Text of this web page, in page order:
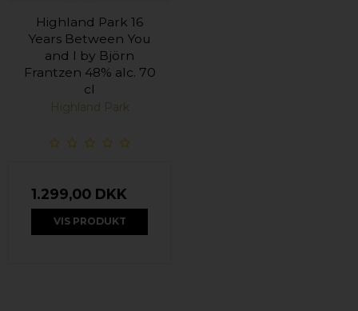
Highland Park 16
Years Between You
and I by Björn
Frantzen 48% alc. 70
cl
Highland Park
1.299,00 DKK
VIS PRODUKT